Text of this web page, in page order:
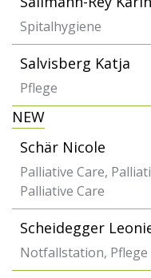
Spitalhygiene
Salvisberg Katja
Pflege
NEW
Schär Nicole
Palliative Care,
Palliative Care
Scheidegger
Notfallstation, Pflege